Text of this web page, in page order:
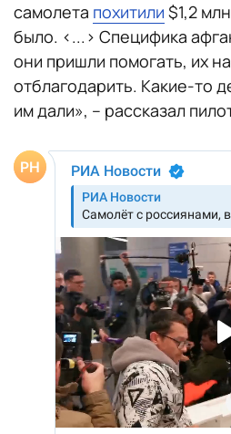
самолета похитили $1,2
было. <...> Специфика
они пришли помогать, их
отблагодарить. Какие-то
им дали», – рассказал